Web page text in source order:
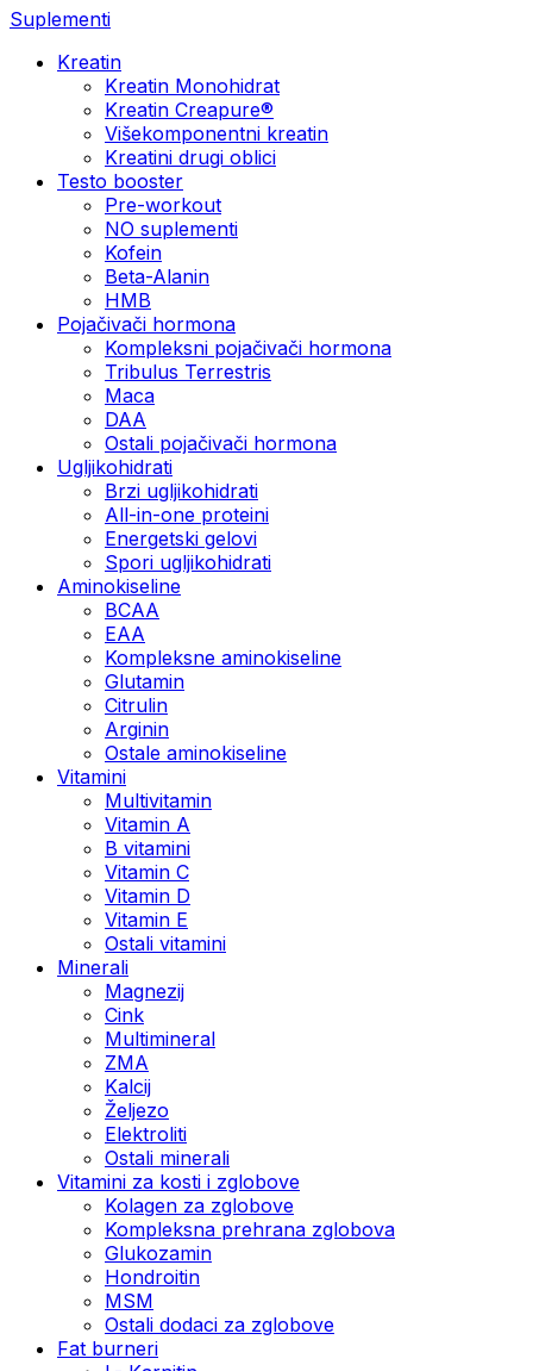
Suplementi
Kreatin
Kreatin Monohidrat
Kreatin Creapure®
Višekomponentni kreatin
Kreatini drugi oblici
Testo booster
Pre-workout
NO suplementi
Kofein
Beta-Alanin
HMB
Pojačivači hormona
Kompleksni pojačivači hormona
Tribulus Terrestris
Maca
DAA
Ostali pojačivači hormona
Ugljikohidrati
Brzi ugljikohidrati
All-in-one proteini
Energetski gelovi
Spori ugljikohidrati
Aminokiseline
BCAA
EAA
Kompleksne aminokiseline
Glutamin
Citrulin
Arginin
Ostale aminokiseline
Vitamini
Multivitamin
Vitamin A
B vitamini
Vitamin C
Vitamin D
Vitamin E
Ostali vitamini
Minerali
Magnezij
Cink
Multimineral
ZMA
Kalcij
Željezo
Elektroliti
Ostali minerali
Vitamini za kosti i zglobove
Kolagen za zglobove
Kompleksna prehrana zglobova
Glukozamin
Hondroitin
MSM
Ostali dodaci za zglobove
Fat burneri